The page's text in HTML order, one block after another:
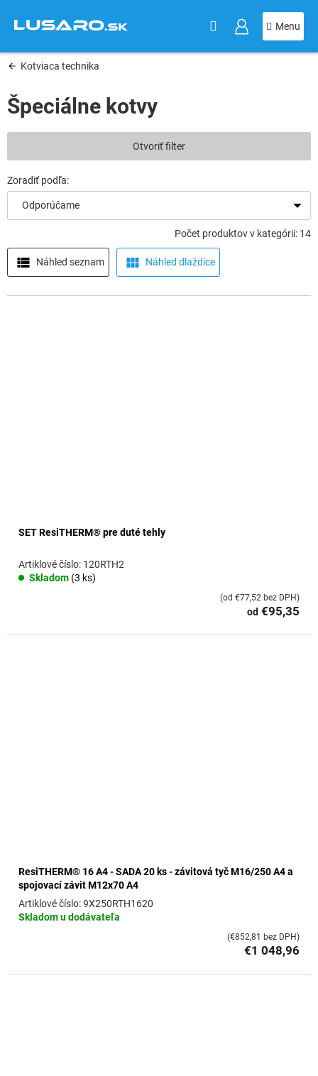
obsah
Kotviaca technika
Špeciálne kotvy
Odporúčame
Počet produktov v kategórii: 14
Náhled seznam Náhled dlaždice
Otvoriť filter
V
ý
i
p
o
u
k
SET ResiTHERM® pre duté tehly
Skladom (3 ks)
120RTH2
od €95,35
(od €77,52 bez DPH)
ResiTHERM® 16 A4 - SADA 20 ks - závitová tyč M16/250 A4 a
spojovací závit M12x70 A4
Skladom u dodávateľa
9X250RTH1620
€1 048,96
(€852,81 bez DPH)